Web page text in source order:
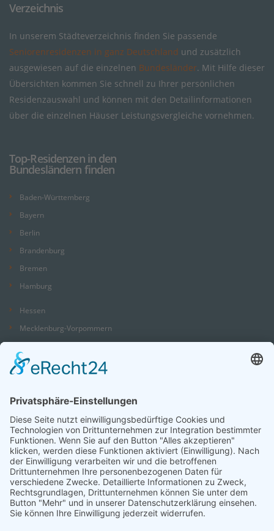
Verzeichnis
In unserem Städteverzeichnis finden Sie passende
Seniorenresidenzen in ganz Deutschland und zusätzlich
ausgewiesen auf die einzelnen Bundesländer. Mit Hilfe dieser
Übersichten kommen Sie schnell zu Ihrer persönlichen
Residenzauswahl und können mit den Detailinformationen
über die einzelnen Häuser Leistungsvergleiche vornehmen.
Top-Residenzen in den
Bundesländern finden
Baden-Württemberg
Bayern
Berlin
Brandenburg
Bremen
Hamburg
Hessen
Mecklenburg-Vorpommern
Nordrhein-Westfalen
Saarland
Sachsen
Sachsen-Anhalt
Schleswig-Holstein
Thüringen